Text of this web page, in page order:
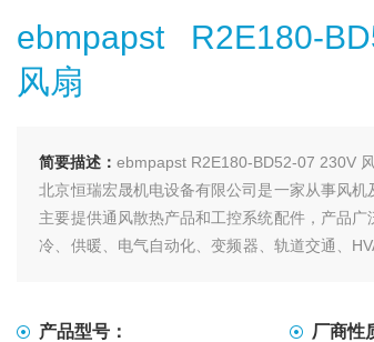
ebmpapst R2E180-
风扇
简要描述：ebmpapst R2E180-BD52-07 230V
北京恒瑞宏晟机电设备有限公司是一家从事风机
主要提供通风散热产品和工控系统配件，产品广
冷、供暖、电气自动化、变频器、轨道交通、
产品型号： 厂商性